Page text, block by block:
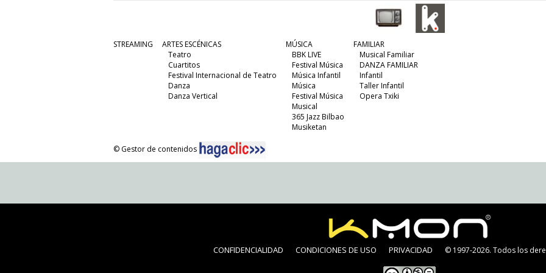
STREAMING
ARTES ESCÉNICAS
Teatro
Cuartitos
Festival Internacional de Teatro
Danza
Danza Vertical
MÚSICA
BBK LIVE
Festival Música
Música Infantil
Música
Festival Música
Musical
365 Jazz Bilbao
Musiketan
FAMILIAR
Musical Familiar
DANZA FAMILIAR
Infantil
Taller Infantil
Opera Txiki
© Gestor de contenidos
CONFIDENCIALIDAD CONDICIONES DE USO PRIVACIDAD © 1997-2026. Todos los